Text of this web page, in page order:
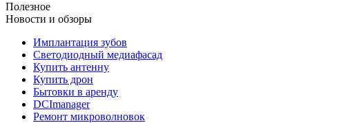
Полезное
Новости и обзоры
Имплантация зубов
Светодиодный медиафасад
Купить антенну
Купить дрон
Бытовки в аренду
DCImanager
Ремонт микроволновок